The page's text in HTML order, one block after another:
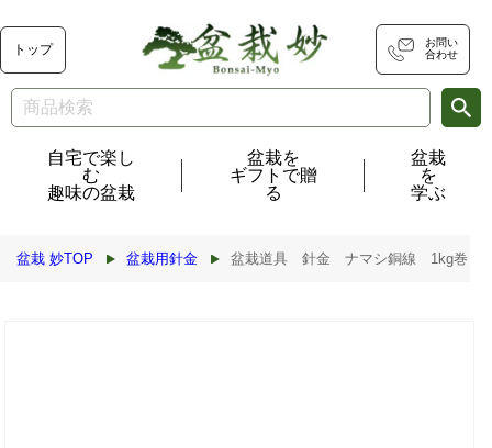
ンツに
進む
トップ
お問い
合わせ
自宅で楽し
む
趣味の盆栽
盆栽を
ギフトで贈
る
盆栽
を
学ぶ
盆栽 妙TOP 盆栽用針金 盆栽道具 針金 ナマシ銅線 1kg巻き